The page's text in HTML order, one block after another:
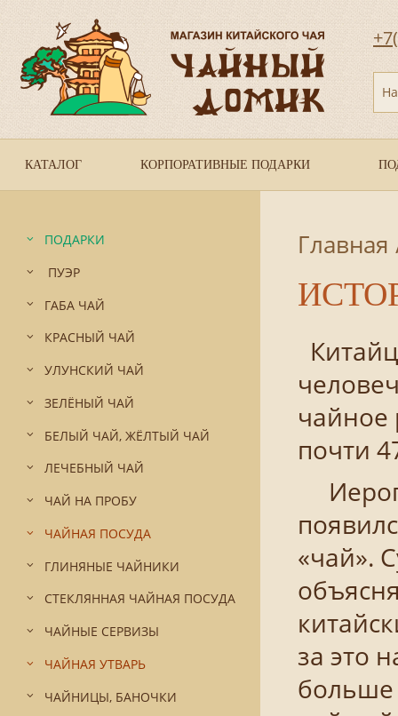
КАТАЛОГ КОРПОРАТИВНЫЕ ПОДАРКИ
ПОДАРКИ
ПУЭР
ГАБА ЧАЙ
КРАСНЫЙ ЧАЙ
УЛУНСКИЙ ЧАЙ
ЗЕЛЁНЫЙ ЧАЙ
БЕЛЫЙ ЧАЙ, ЖЁЛТЫЙ ЧАЙ
ЛЕЧЕБНЫЙ ЧАЙ
ЧАЙ НА ПРОБУ
ЧАЙНАЯ ПОСУДА
ГЛИНЯНЫЕ ЧАЙНИКИ
СТЕКЛЯННАЯ ЧАЙНАЯ ПОСУДА
ЧАЙНЫЕ СЕРВИЗЫ
ЧАЙНАЯ УТВАРЬ
ЧАЙНИЦЫ, БАНОЧКИ
Главная
чайное
почти
«чай».
за это
больше